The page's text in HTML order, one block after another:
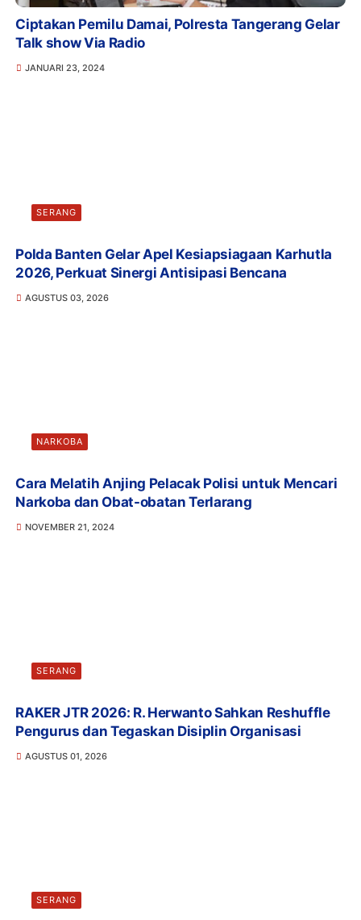
Ciptakan Pemilu Damai, Polresta Tangerang Gelar
Talk show Via Radio
JANUARI 23, 2024
SERANG
Polda Banten Gelar Apel Kesiapsiagaan Karhutla
2026, Perkuat Sinergi Antisipasi Bencana
AGUSTUS 03, 2026
NARKOBA
Cara Melatih Anjing Pelacak Polisi untuk Mencari
Narkoba dan Obat-obatan Terlarang
NOVEMBER 21, 2024
SERANG
RAKER JTR 2026: R. Herwanto Sahkan Reshuffle
Pengurus dan Tegaskan Disiplin Organisasi
AGUSTUS 01, 2026
SERANG